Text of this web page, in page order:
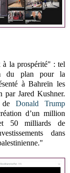
à la prospérité" : tel
du plan pour la
à Bahreïn les
par Jared Kushner.
de Donald Trump
d’un million
50 milliards de
dans